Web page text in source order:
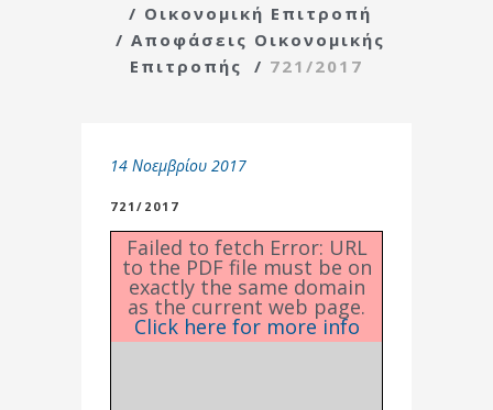
/ Οικονομική Επιτροπή
/ Αποφάσεις Οικονομικής
Επιτροπής
/ 721/2017
14 Νοεμβρίου 2017
721/2017
Failed to fetch Error: URL
to the PDF file must be on
exactly the same domain
as the current web page.
Click here for more info